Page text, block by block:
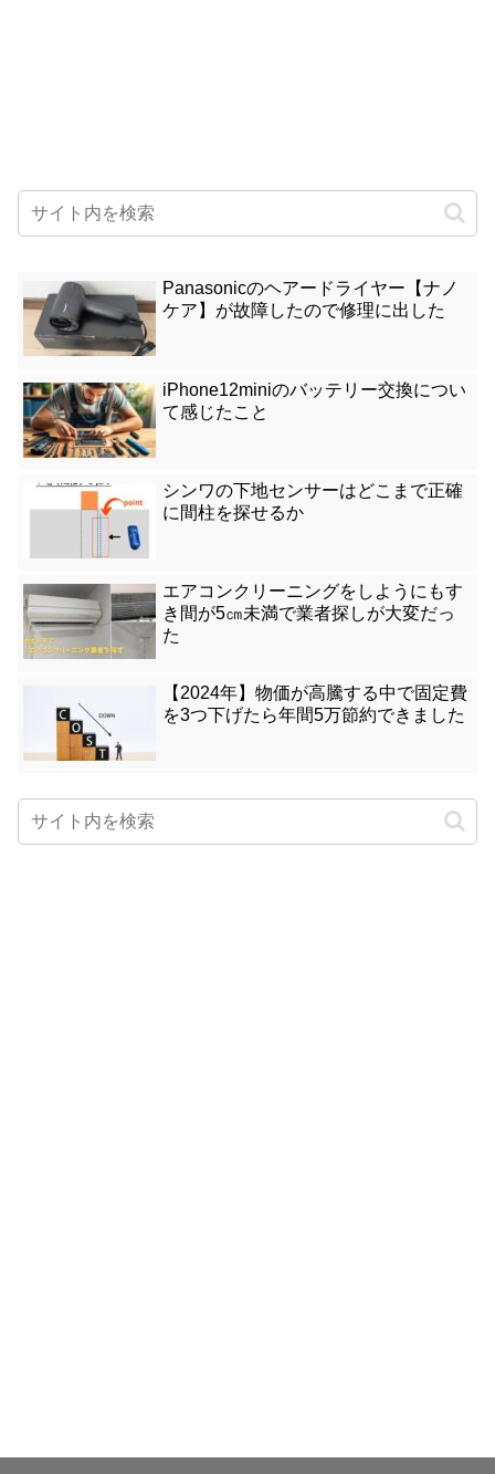
Panasonicのヘアードライヤー【ナノ
ケア】が故障したので修理に出した
iPhone12miniのバッテリー交換につい
て感じたこと
シンワの下地センサーはどこまで正確
に間柱を探せるか
エアコンクリーニングをしようにもす
き間が5㎝未満で業者探しが大変だっ
た
【2024年】物価が高騰する中で固定費
を3つ下げたら年間5万節約できました